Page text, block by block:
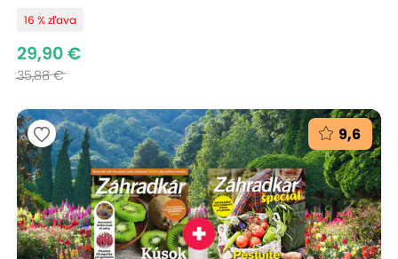
16 % zľava
29,90 €
35,88 €
9,6